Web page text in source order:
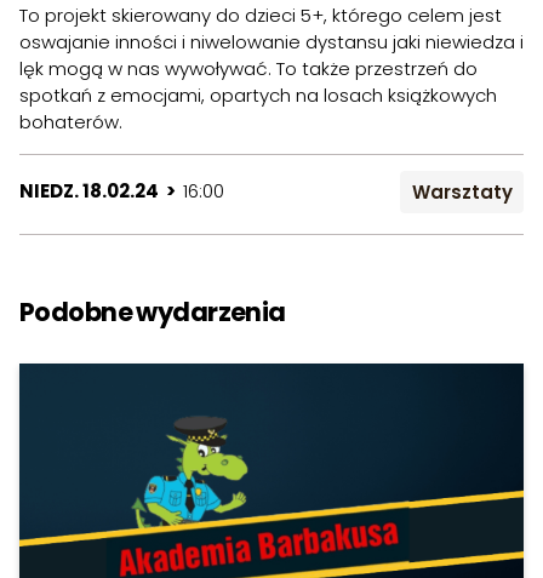
To projekt skierowany do dzieci 5+, którego celem jest
oswajanie inności i niwelowanie dystansu jaki niewiedza i
lęk mogą w nas wywoływać. To także przestrzeń do
spotkań z emocjami, opartych na losach książkowych
bohaterów.
NIEDZ. 18.02.24 > 16:00 Warsztaty
Podobne wydarzenia